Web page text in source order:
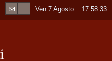
Ven 7 Agosto 17:58:33